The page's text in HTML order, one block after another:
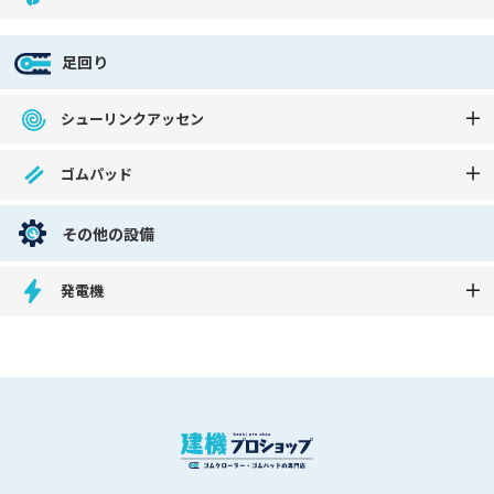
足回り
シューリンクアッセン
ゴムパッド
その他の設備
発電機